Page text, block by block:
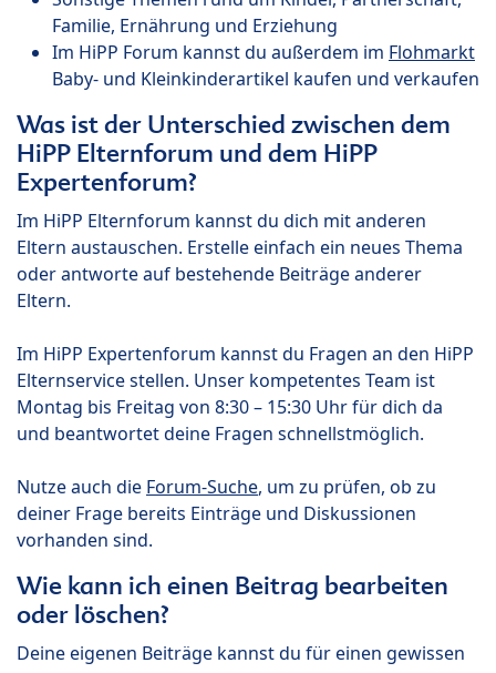
Familie, Ernährung und Erziehung
Im HiPP Forum kannst du außerdem im Flohmarkt
Baby- und Kleinkinderartikel kaufen und verkaufen
Was ist der Unterschied zwischen dem
HiPP Elternforum und dem HiPP
Expertenforum?
Im HiPP Elternforum kannst du dich mit anderen
Eltern austauschen. Erstelle einfach ein neues Thema
oder antworte auf bestehende Beiträge anderer
Eltern.
Im HiPP Expertenforum kannst du Fragen an den HiPP
Elternservice stellen. Unser kompetentes Team ist
Montag bis Freitag von 8:30 – 15:30 Uhr für dich da
und beantwortet deine Fragen schnellstmöglich.
Nutze auch die Forum-Suche, um zu prüfen, ob zu
deiner Frage bereits Einträge und Diskussionen
vorhanden sind.
Wie kann ich einen Beitrag bearbeiten
oder löschen?
Deine eigenen Beiträge kannst du für einen gewissen